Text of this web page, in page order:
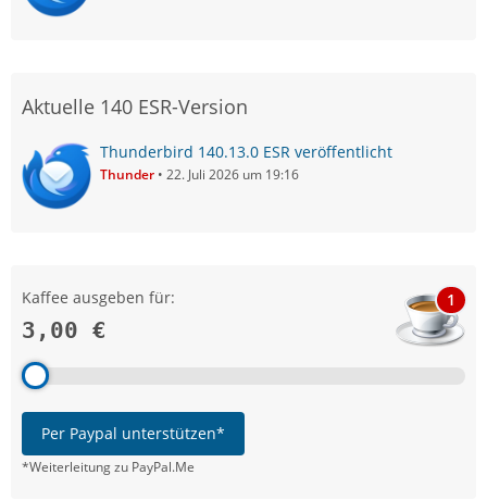
Aktuelle 140 ESR-Version
Thunderbird 140.13.0 ESR veröffentlicht
Thunder 22. Juli 2026 um 19:16
Kaffee ausgeben für:
3,00 €
1
Per Paypal unterstützen*
*Weiterleitung zu PayPal.Me